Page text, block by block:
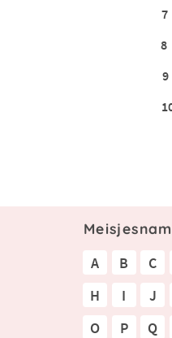
7
8
9
A B C
H
I J
O
P Q